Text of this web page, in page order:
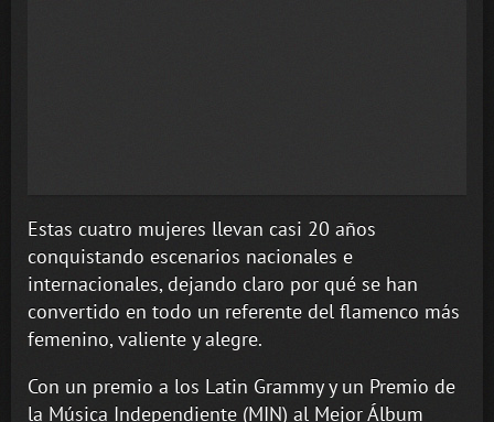
Estas cuatro mujeres llevan casi 20 años
conquistando escenarios nacionales e
internacionales, dejando claro por qué se han
convertido en todo un referente del flamenco más
femenino, valiente y alegre.
Con un premio a los Latin Grammy y un Premio de
la Música Independiente (MIN) al Mejor Álbum